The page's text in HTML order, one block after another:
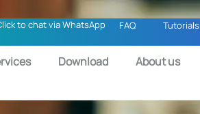
to chat via WhatsApp FAQ Tutorials
Download About us